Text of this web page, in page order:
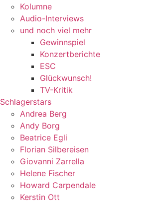
Kolumne
Audio-Interviews
und noch viel mehr
Gewinnspiel
Konzertberichte
ESC
Glückwunsch!
TV-Kritik
Schlagerstars
Andrea Berg
Andy Borg
Beatrice Egli
Florian Silbereisen
Giovanni Zarrella
Helene Fischer
Howard Carpendale
Kerstin Ott